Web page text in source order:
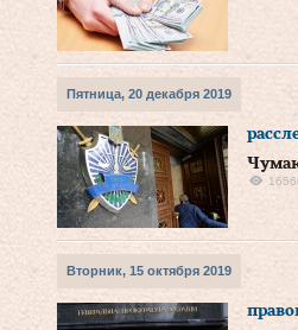
Пятница, 20 декабря 2019
Вторник, 15 октября 2019